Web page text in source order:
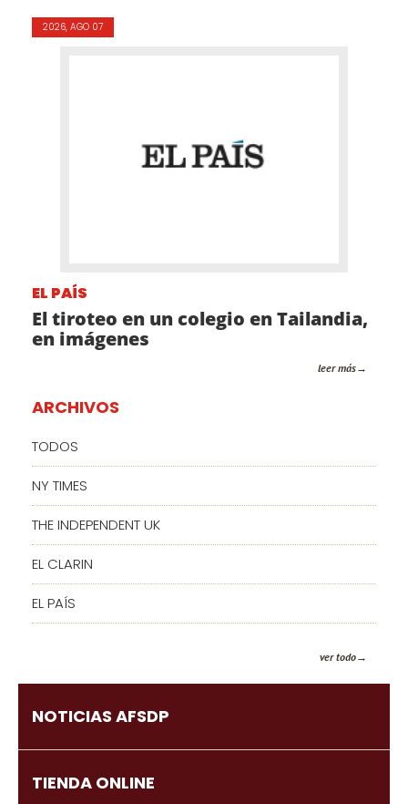
2026, AGO 07
EL PAÍS
El tiroteo en un colegio en Tailandia,
en imágenes
leer más
ARCHIVOS
TODOS
NY TIMES
THE INDEPENDENT UK
EL CLARIN
EL PAÍS
ver todo
NOTICIAS AFSDP
TIENDA ONLINE